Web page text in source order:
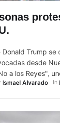
Trump se
desde
a los Reyes",
en la que
Ismael Alvarado In